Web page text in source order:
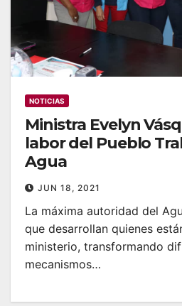
NOTICIAS
Ministra Evelyn
labor del Pueblo
Agua
JUN 18, 2021
La máxima autoridad del
que desarrollan quienes
ministerio, transformando
mecanismos…